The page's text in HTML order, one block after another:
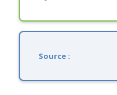
Source :